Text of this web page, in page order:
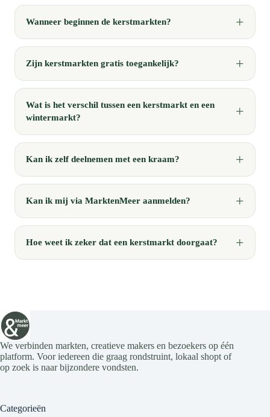
Wanneer beginnen de kerstmarkten?
Zijn kerstmarkten gratis toegankelijk?
Wat is het verschil tussen een kerstmarkt en een
wintermarkt?
Kan ik zelf deelnemen met een kraam?
Kan ik mij via MarktenMeer aanmelden?
Hoe weet ik zeker dat een kerstmarkt doorgaat?
We verbinden markten, creatieve makers en bezoekers op één
platform. Voor iedereen die graag rondstruint, lokaal shopt of
op zoek is naar bijzondere vondsten.
Categorieën